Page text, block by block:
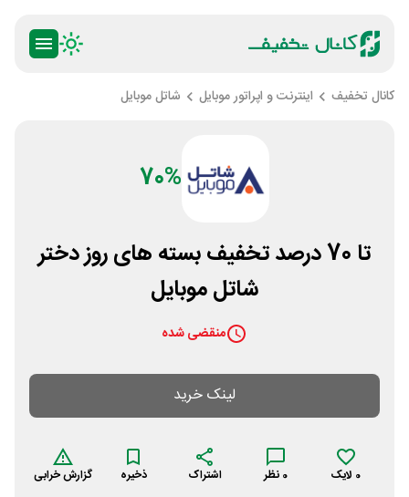
کانال تخفیف اینترنت و اپراتور موبایل شاتل موبایل
70%
تا 70 درصد تخفیف بسته های روز دختر
شاتل موبایل
منقضی شده
لینک خرید
0 لایک 0 نظر اشتراک ذخیره گزارش خرابی